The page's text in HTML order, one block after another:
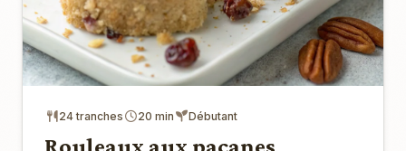
24 tranches 20 min Débutant